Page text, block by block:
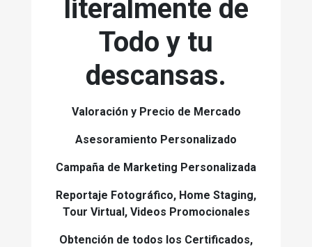
literalmente de
Todo y tu
descansas.
Valoración y Precio de Mercado
Asesoramiento Personalizado
Campaña de Marketing Personalizada
Reportaje Fotográfico, Home Staging,
Tour Virtual, Videos Promocionales
Obtención de todos los Certificados,